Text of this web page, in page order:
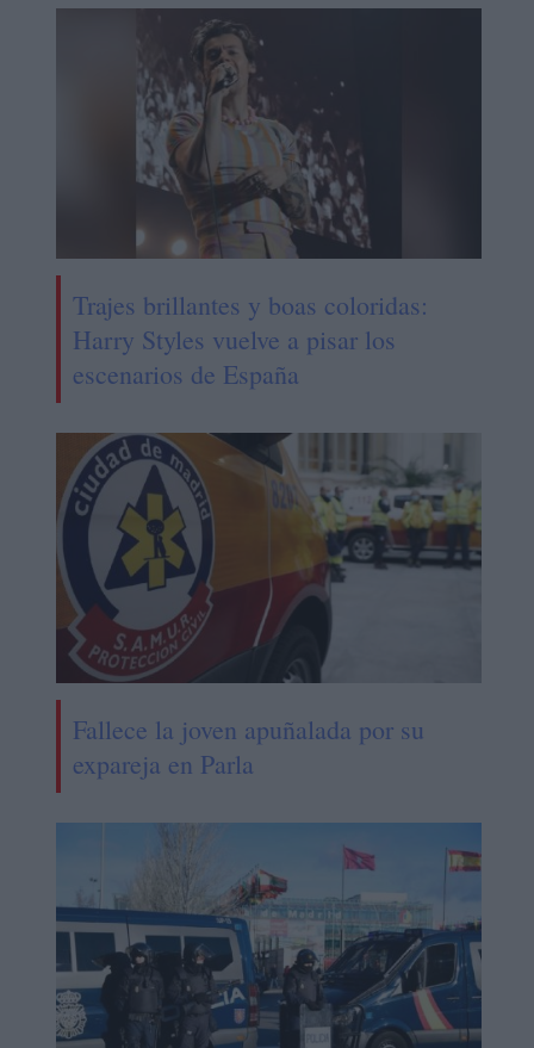
Trajes brillantes y boas coloridas:
Harry Styles vuelve a pisar los
escenarios de España
Fallece la joven apuñalada por su
expareja en Parla